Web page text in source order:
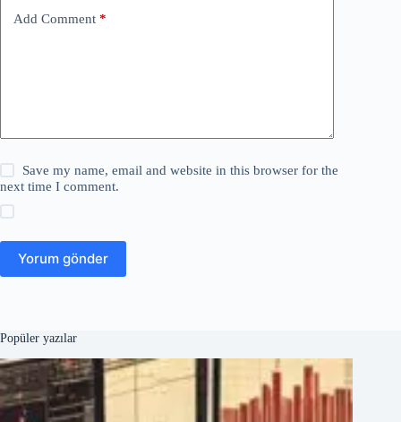
Add Comment *
Save my name, email and website in this browser for the
next time I comment.
Yorum gönder
Popüler yazılar